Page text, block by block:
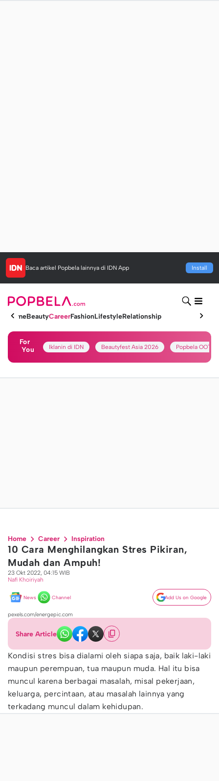
Baca artikel Popbela lainnya di IDN App Install
HomeBeautyCareerFashionLifestyleRelationship
For
You
Iklanin di IDN Beautyfest Asia 2026 Popbela OOTD
Home Career Inspiration
10 Cara Menghilangkan Stres Pikiran,
Mudah dan Ampuh!
23 Okt 2022, 04:15 WIB
Nafi Khoiriyah
News Channel Add Us on Google
pexels.com/energepic.com
Share Article
Kondisi stres bisa dialami oleh siapa saja, baik laki-laki
maupun perempuan, tua maupun muda. Hal itu bisa
muncul karena berbagai masalah, misal pekerjaan,
keluarga, percintaan, atau masalah lainnya yang
terkadang muncul dalam kehidupan.